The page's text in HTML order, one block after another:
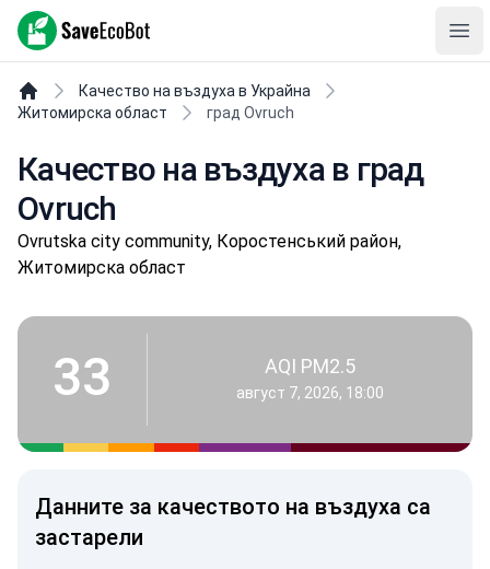
SaveEcoBot
Качество на въздуха в Украйна
Житомирска област
град Ovruch
Качество на въздуха в град
Ovruch
Ovrutska city community, Коростенський район,
Житомирска област
33 AQI PM2.5
август 7, 2026, 18:00
Данните за качеството на въздуха са
застарели